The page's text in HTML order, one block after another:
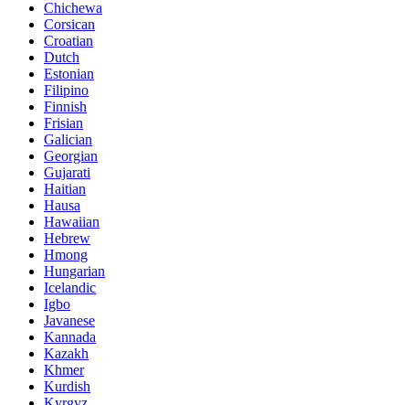
Chichewa
Corsican
Croatian
Dutch
Estonian
Filipino
Finnish
Frisian
Galician
Georgian
Gujarati
Haitian
Hausa
Hawaiian
Hebrew
Hmong
Hungarian
Icelandic
Igbo
Javanese
Kannada
Kazakh
Khmer
Kurdish